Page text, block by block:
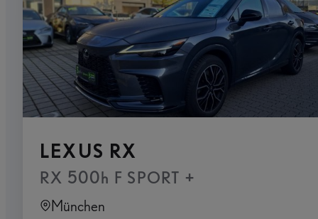
LEXUS RX
RX 500h F SPORT +
München